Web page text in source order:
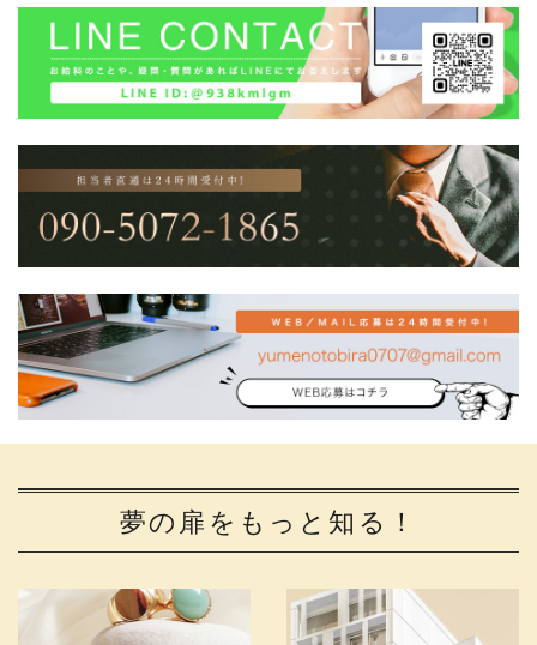
夢の扉をもっと知る！